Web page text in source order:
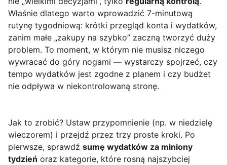
Właśnie dlatego warto wprowadzić 7-minutową
rutynę tygodniową: krótki przegląd konta i wydatków,
zanim małe „zakupy na szybko” zaczną tworzyć duży
problem. To moment, w którym nie musisz niczego
wywracać do góry nogami — wystarczy spojrzeć, czy
tempo wydatków jest zgodne z planem i czy budżet
nie odpływa w niekontrolowaną stronę.
Jak to zrobić? Ustaw przypomnienie (np. w niedzielę
wieczorem) i przejdź przez trzy proste kroki. Po
pierwsze, sprawdź sumę wydatków za miniony
tydzień oraz kategorie, które rosną najszybciej